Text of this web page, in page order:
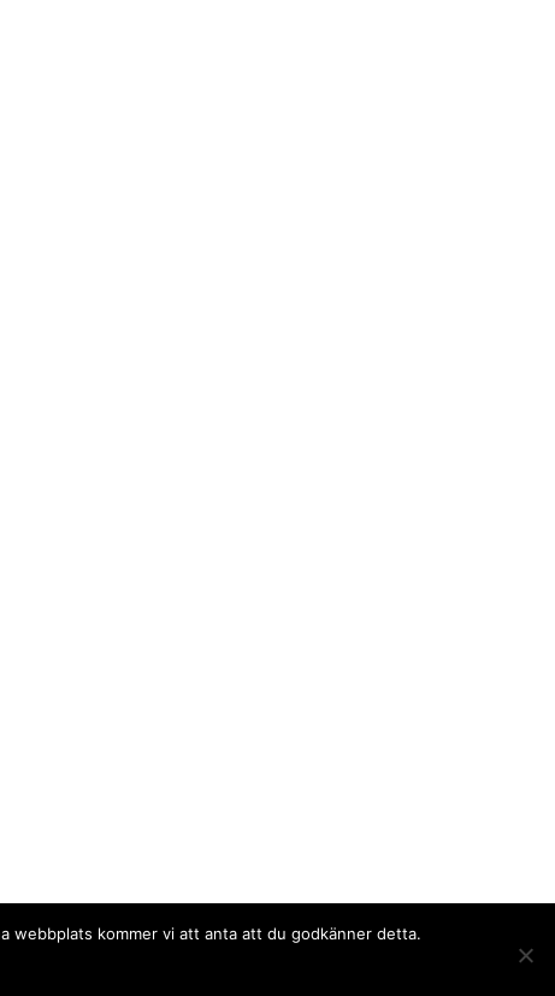
webbplats kommer vi att anta att du godkänner detta.